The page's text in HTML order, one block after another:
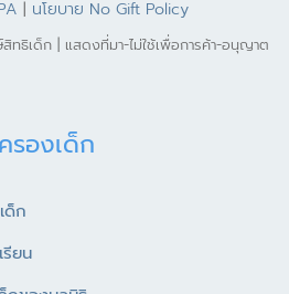
| นโยบาย No Gift Policy
ธิเด็ก | แสดงที่มา-ไม่ใช้เพื่อการค้า-อนุญาต
รองเด็ก
ด็ก
ยน